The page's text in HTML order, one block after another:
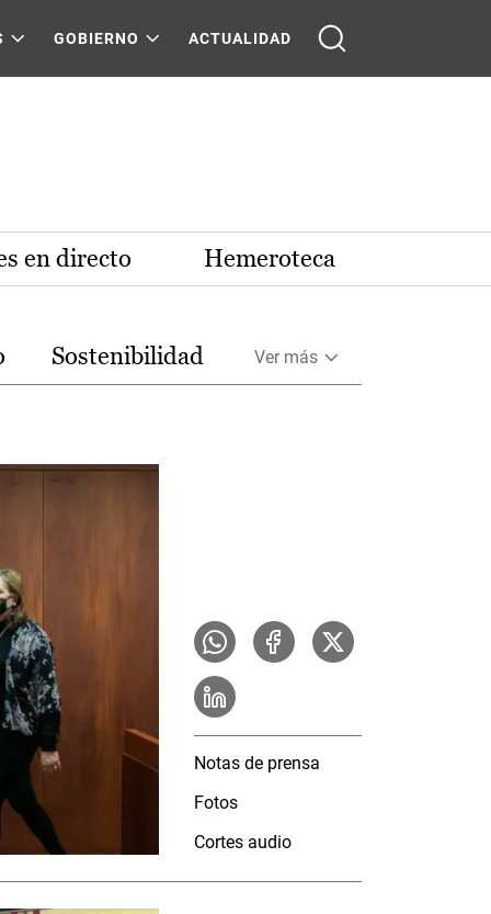
GOBIERNO ACTUALIDAD
en directo Hemeroteca
Sostenibilidad Ver más
Notas de prensa
Fotos
Cortes audio